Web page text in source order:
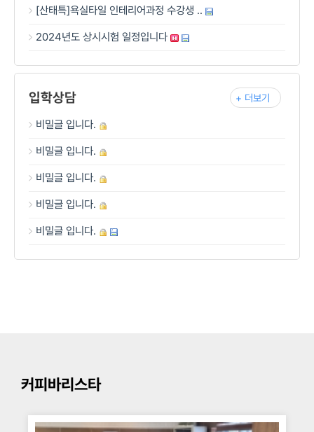
[산태특]욕실타일 인테리어과정 수강생 ..
2024년도 상시시험 일정입니다
입학상담 + 더보기
비밀글 입니다.
비밀글 입니다.
비밀글 입니다.
비밀글 입니다.
비밀글 입니다.
커피바리스타